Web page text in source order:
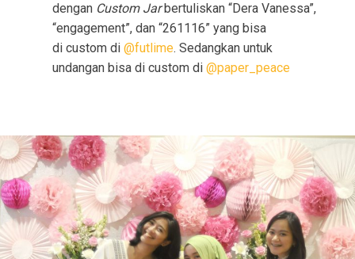
dengan Custom Jarbertuliskan “Dera Vanessa”,
“engagement”, dan “261116” yang bisa
di custom di @futlime. Sedangkan untuk
undangan bisa di custom di @paper_peace